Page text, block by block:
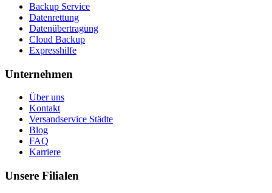
Backup Service
Datenrettung
Datenübertragung
Cloud Backup
Expresshilfe
Unternehmen
Über uns
Kontakt
Versandservice Städte
Blog
FAQ
Karriere
Unsere Filialen